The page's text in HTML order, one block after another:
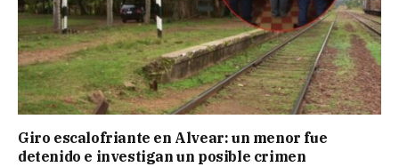
Giro escalofriante en Alvear: un menor fue
detenido e investigan un posible crimen